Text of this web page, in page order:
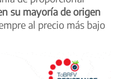
su mayoría de origen
al precio más bajo